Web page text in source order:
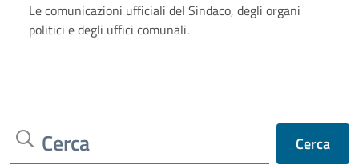
Le comunicazioni ufficiali del Sindaco, degli organi
politici e degli uffici comunali.
Cerca Cerca